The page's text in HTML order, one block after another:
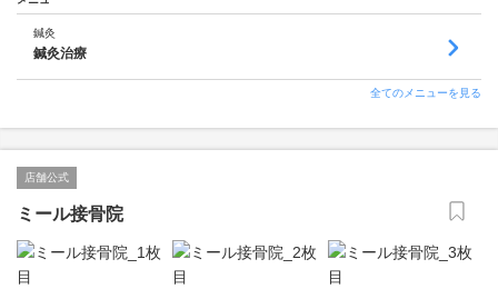
鍼灸
鍼灸治療
全てのメニューを見る
店舗公式
ミール接骨院